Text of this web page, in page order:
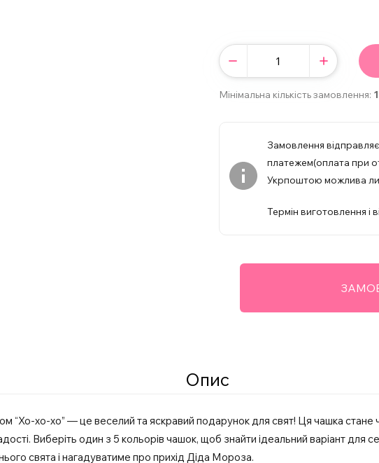
Мінімальна кількість замовлення: 1
Замовлення
платежем(оплата при
Укрпоштою можлива
Термін виготовлення і
Опис
“Хо-хо-хо” — це веселий та яскравий подарунок для свят! Ця чашка
Виберіть один з 5 кольорів чашок, щоб знайти ідеальний варіант для
свята і нагадуватиме про прихід Діда Мороза.